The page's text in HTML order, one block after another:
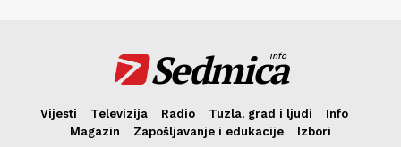
Sedmica
info
Vijesti Televizija Radio Tuzla, grad i ljudi
Info
Magazin
Zapošljavanje i edukacije Izbori